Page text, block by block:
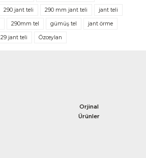
290 jant teli 290 mm jant teli jant teli
290mm tel gümüş tel jant örme
29 jant teli Özceylan
Orjinal
Ürünler